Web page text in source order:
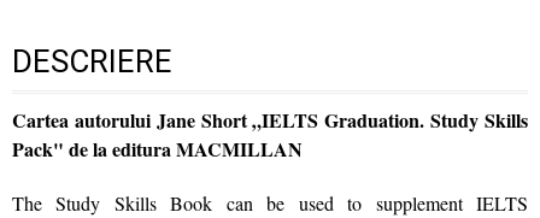
DESCRIERE
Cartea autorului Jane Short „IELTS Graduation. Study Skills
Pack" de la editura MACMILLAN
The Study Skills Book can be used to supplement IELTS